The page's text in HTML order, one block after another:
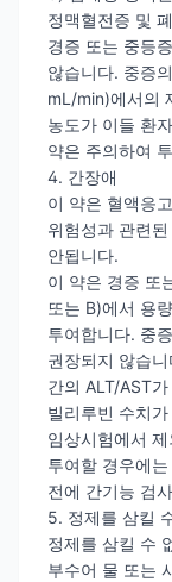
정맥혈전증 및
경증 또는 중등
않습니다. 중증
mL/min)에서의
농도가 이들 환
약은 주의하여
4. 간장애
이 약은 혈액응
위험성과 관련
안됩니다.
이 약은 경증 또
또는 B)에서 용
투여합니다. 중
권장되지 않습니
간의 ALT/AST
빌리루빈 수치
임상시험에서
투여할 경우에
전에 간기능 검
5. 정제를 삼킬
정제를 삼킬 수
부수어 물 또는